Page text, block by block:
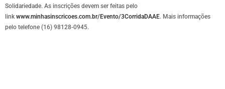
Solidariedade. As inscrições devem ser feitas pelo
link www.minhasinscricoes.com.br/Evento/3CorridaDAAE. Mais informações
pelo telefone (16) 98128-0945.